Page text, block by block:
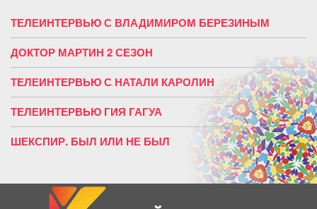
ТЕЛЕИНТЕРВЬЮ С ВЛАДИМИРОМ БЕРЕЗИНЫМ
ДОКТОР МАРТИН 2 СЕЗОН
ТЕЛЕИНТЕРВЬЮ С НАТАЛИ КАРОЛИН
ТЕЛЕИНТЕРВЬЮ ГИЯ ГАГУА
ШЕКСПИР. БЫЛ ИЛИ НЕ БЫЛ